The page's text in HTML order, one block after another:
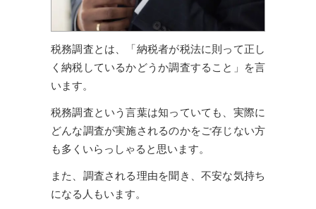
税務調査とは、「納税者が税法に則って正し
く納税しているかどうか調査すること」を言
います。
税務調査という言葉は知っていても、実際に
どんな調査が実施されるのかをご存じない方
も多くいらっしゃると思います。
また、調査される理由を聞き、不安な気持ち
になる人もいます。